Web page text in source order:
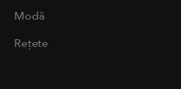
Modă
Rețete